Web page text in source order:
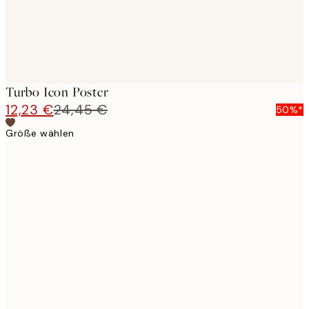
Turbo Icon Poster
12,23 €24,45 €
50%*
Größe wählen